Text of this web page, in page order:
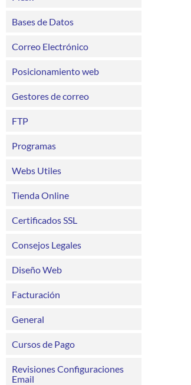
Bases de Datos
Correo Electrónico
Posicionamiento web
Gestores de correo
FTP
Programas
Webs Utiles
Tienda Online
Certificados SSL
Consejos Legales
Diseño Web
Facturación
General
Cursos de Pago
Revisiones Configuraciones
Email